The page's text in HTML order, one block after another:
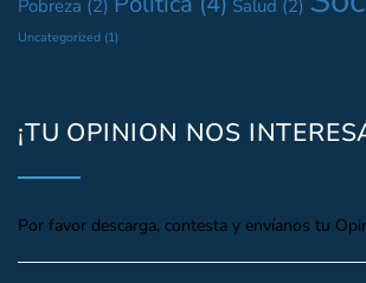
Pobreza (2) Salud (2)
Uncategorized (1)
¡TU OPINION NOS
Por favor descarga, contesta y envíanos tu